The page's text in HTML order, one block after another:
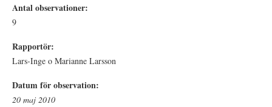
Antal observationer:
9
Rapportör:
Lars-Inge o Marianne Larsson
Datum för observation:
20 maj 2010